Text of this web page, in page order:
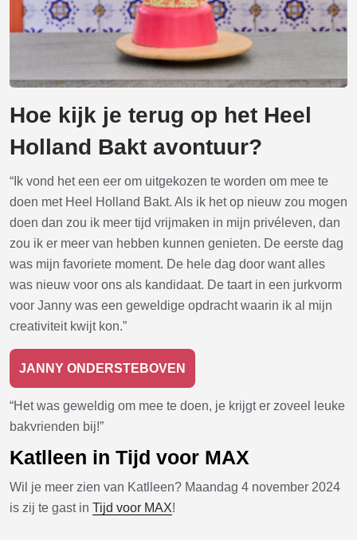
Hoe kijk je terug op het Heel
Holland Bakt avontuur?
“Ik vond het een eer om uitgekozen te worden om mee te
doen met Heel Holland Bakt. Als ik het op nieuw zou mogen
doen dan zou ik meer tijd vrijmaken in mijn privéleven, dan
zou ik er meer van hebben kunnen genieten. De eerste dag
was mijn favoriete moment. De hele dag door want alles
was nieuw voor ons als kandidaat. De taart in een jurkvorm
voor Janny was een geweldige opdracht waarin ik al mijn
creativiteit kwijt kon.”
JANNY ONDERSTEBOVEN
“Het was geweldig om mee te doen, je krijgt er zoveel leuke
bakvrienden bij!”
Katlleen in Tijd voor MAX
Wil je meer zien van Katlleen? Maandag 4 november 2024
is zij te gast in Tijd voor MAX!